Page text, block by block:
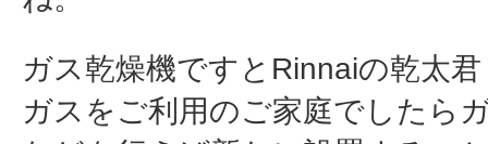
ガス乾燥機ですとRinnaiの乾太君
ガスをご利用のご家庭でしたら